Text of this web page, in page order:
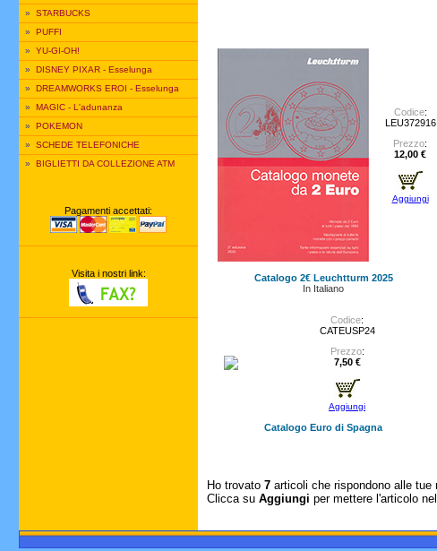
» STARBUCKS
» PUFFI
» YU-GI-OH!
» DISNEY PIXAR - Esselunga
» DREAMWORKS EROI - Esselunga
» MAGIC - L'adunanza
» POKEMON
» SCHEDE TELEFONICHE
» BIGLIETTI DA COLLEZIONE ATM
Pagamenti accettati:
Visita i nostri link:
Codice:
LEU372916
Prezzo:
12,00 €
Aggiungi
Catalogo 2€ Leuchtturm 2025
In Italiano
Codice:
CATEUSP24
Prezzo:
7,50 €
Aggiungi
Catalogo Euro di Spagna
Ho trovato 7 articoli che rispondono alle tue
Clicca su Aggiungi per mettere l'articolo